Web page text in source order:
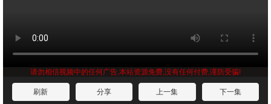
请勿相信视频中的任何广告,本站资源免费,没有任何付费,谨防受骗!
刷新 分享 上一集 下一集